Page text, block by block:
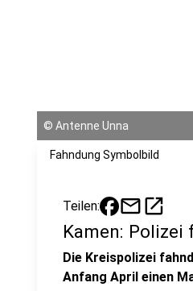
© Antenne Unna
Fahndung Symbolbild
Teilen: mailopen_in_new
Kamen: Polizei
Die Kreispolizei
Anfang April einen